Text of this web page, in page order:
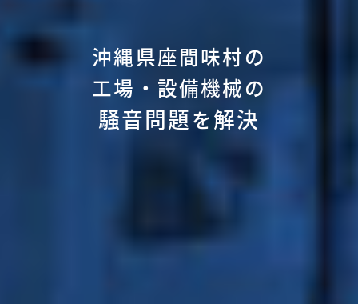
沖縄県座間味村の
工場・設備機械の
騒音問題を解決